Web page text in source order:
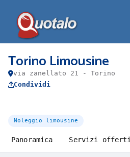
Torino Limousine
via zanellato 21 - Torino
Condividi
Noleggio limousine
Panoramica Servizi offerti